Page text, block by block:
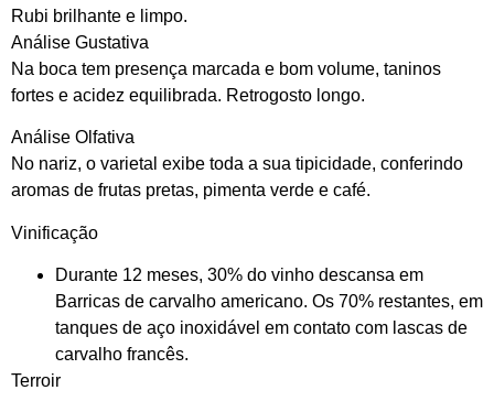
Rubi brilhante e limpo.
Análise Gustativa
Na boca tem presença marcada e bom volume, taninos
fortes e acidez equilibrada. Retrogosto longo.
Análise Olfativa
No nariz, o varietal exibe toda a sua tipicidade, conferindo
aromas de frutas pretas, pimenta verde e café.
Vinificação
Durante 12 meses, 30% do vinho descansa em
Barricas de carvalho americano. Os 70% restantes, em
tanques de aço inoxidável em contato com lascas de
carvalho francês.
Terroir